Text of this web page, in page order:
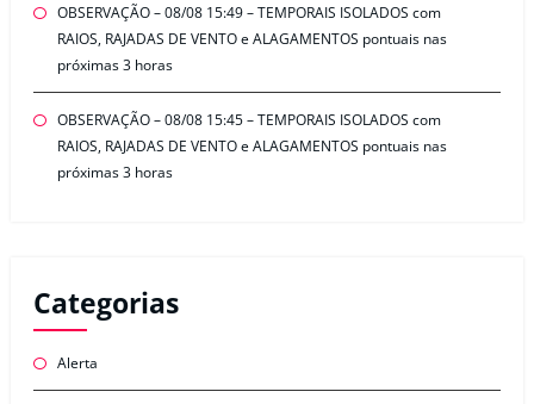
OBSERVAÇÃO – 08/08 15:49 – TEMPORAIS ISOLADOS com
RAIOS, RAJADAS DE VENTO e ALAGAMENTOS pontuais nas
próximas 3 horas
OBSERVAÇÃO – 08/08 15:45 – TEMPORAIS ISOLADOS com
RAIOS, RAJADAS DE VENTO e ALAGAMENTOS pontuais nas
próximas 3 horas
Categorias
Alerta